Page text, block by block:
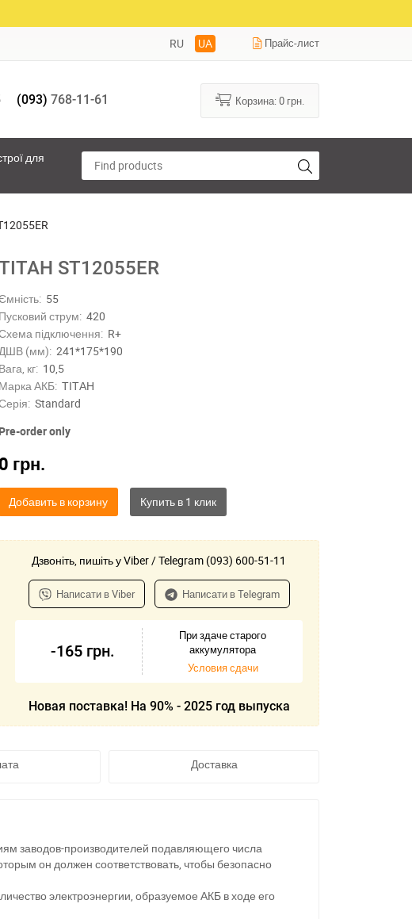
RU UA Прайс-лист
(093) 768-11-61 Корзина:0 грн.
для
ST12055ER
55
Пусковий струм: 420
підключення: R+
(мм): 241*175*190
Вага, кг: 10,5
Марка АКБ: ТІТАН
Standard
Pre-order only
0 грн.
Добавить в корзину
Дзвоніть, пишіть у Viber / Telegram (093) 600-51-11
Написати в Viber Написати в Telegram
-165 грн.
При здаче старого
аккумулятора
Условия сдачи
Новая поставка! На 90% - 2025 год выпуска
Доставка
заводов-производителей подавляющего числа
он должен соответствовать, чтобы безопасно
электроэнергии, образуемое АКБ в ходе его